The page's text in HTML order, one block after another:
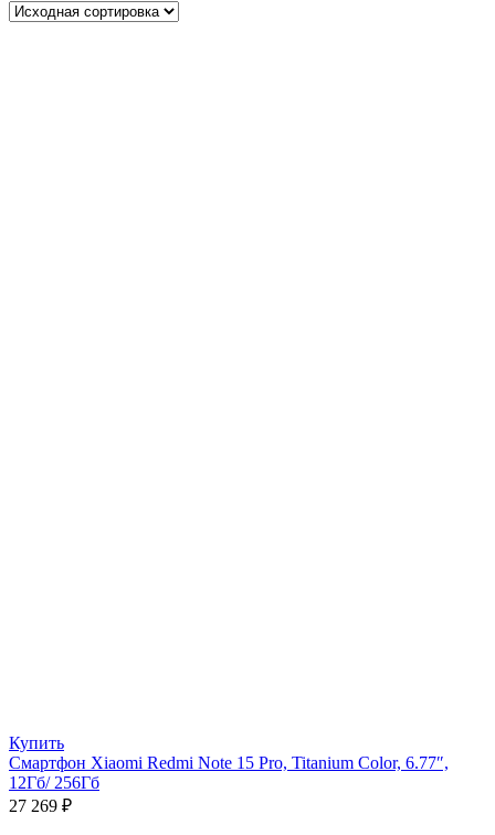
Купить
Смартфон Xiaomi Redmi Note 15 Pro, Titanium Color, 6.77″,
12Гб/ 256Гб
27 269 ₽